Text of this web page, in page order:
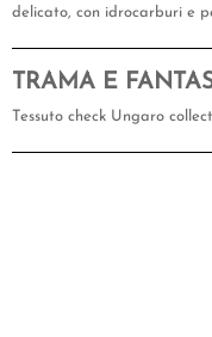
delicato, con idrocarburi e
TRAMA E
Tessuto check Ungaro